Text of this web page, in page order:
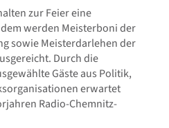
zur Feier eine
werden Meisterboni der
sowie Meisterdarlehen der
Durch die
Gäste aus Politik,
erwartet
Radio-Chemnitz-